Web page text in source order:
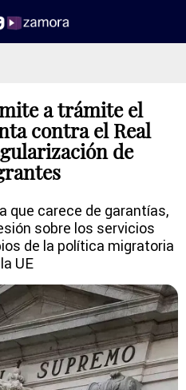
a trámite el
contra el Real
de
que carece de garantías,
sobre los servicios
de la política migratoria
UE